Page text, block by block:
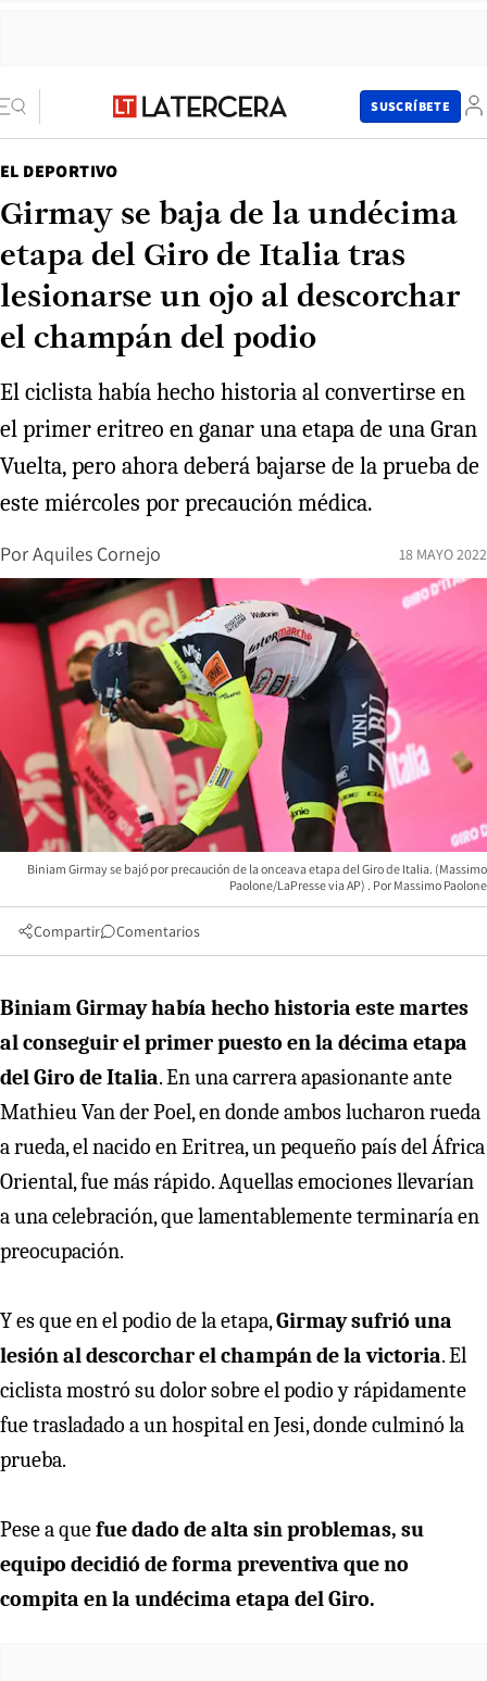
SUSCRÍBETE
EL DEPORTIVO
Girmay se baja de la undécima
etapa del Giro de Italia tras
lesionarse un ojo al descorchar
el champán del podio
El ciclista había hecho historia al convertirse en
el primer eritreo en ganar una etapa de una Gran
Vuelta, pero ahora deberá bajarse de la prueba de
este miércoles por precaución médica.
PorAquiles Cornejo 18 MAYO 2022
Biniam Girmay se bajó por precaución de la onceava etapa del Giro de Italia. (Massimo
Paolone/LaPresse via AP)
Massimo Paolone
Compartir Comentarios
Biniam Girmay había hecho historia este martes
al conseguir el primer puesto en la décima etapa
del Giro de Italia. En una carrera apasionante ante
Mathieu Van der Poel, en donde ambos lucharon rueda
a rueda, el nacido en Eritrea, un pequeño país del África
Oriental, fue más rápido. Aquellas emociones llevarían
a una celebración, que lamentablemente terminaría en
preocupación.
Y es que en el podio de la etapa,Girmay sufrió una
lesión al descorchar el champán de la victoria. El
ciclista mostró su dolor sobre el podio y rápidamente
fue trasladado a un hospital en Jesi, donde culminó la
prueba.
Pese a quefue dado de alta sin problemas, su
equipo decidió de forma preventiva que no
compita en la undécima etapa del Giro.